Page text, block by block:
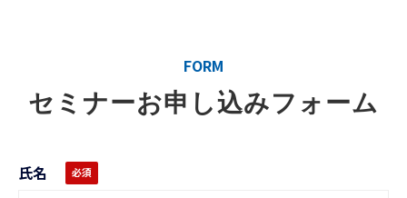
FORM
セミナーお申し込みフォーム
氏名